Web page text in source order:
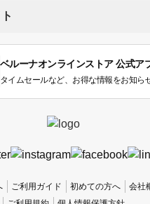
ベルーナオンラインストア 公式ア
タイムセールなど、お得な情報をお知らせ
ご利用ガイド 初めての方へ
会社